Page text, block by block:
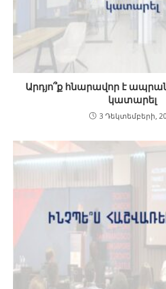
Արդյո՞ք հնարավոր է
կատարել
3 Դեկտեմբերի,